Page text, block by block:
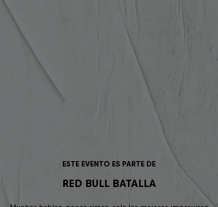
ESTE EVENTO ES PARTE DE
RED BULL BATALLA